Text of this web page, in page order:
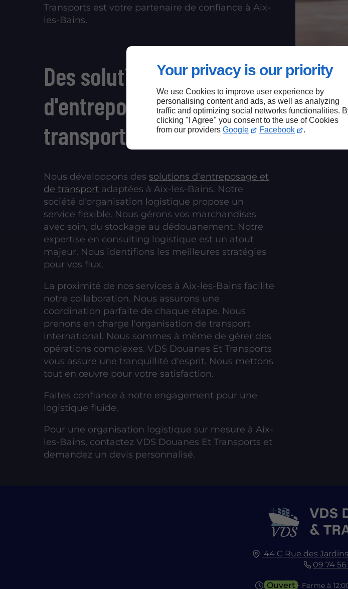
Your privacy is our priority
We use Cookies to improve user experience by
personalising content and ads, as well as analyzing
traffic and optimizing social networks functionalities.
clicking "I Agree" you consent to the use of Cookies
from our providers Google Facebook .
Transports est votre partenaire de confiance à Aix-
les-Bains.
Des solutions
d'entreposage et de
transport à Aix-les-Bains
Nous développons dessolutions d'entreposage et
de transport adaptées à Aix-les-Bains. Notre
société d'organisation logistique propose un
service flexible. Nous gérons vos marchandises
avec soin, du stockage au dédouanement. Notre
expertise en consulting logistique est un atout
majeur. Nous identifions les meilleures stratégies
pour vos flux.
La proximité de nos services à Aix-les-Bains facilite
notre collaboration. Nous assurons une
coordination parfaite de chaque étape. Nous
prenons en charge l'organisation de transport
international. Nous sommes à même de gérer des
opérations complexes. VDS Douanes Et Transports
vous assure une tranquillité d'esprit. Nous mettons
tout en œuvre pour votre satisfaction.
Faites confiance à notre engagement pour une
logistique fluide.
Pour une organisation logistique sur mesure à Aix-
les-Bains, contactez VDS Douanes Et Transports et
demandez un devis personnalisé.
44 C Rue des
09 74
Ouvert ⋅ Ferme à